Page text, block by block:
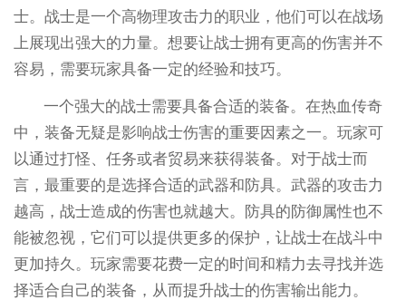
士。战士是一个高物理攻击力的职业，他们可以在战场
上展现出强大的力量。想要让战士拥有更高的伤害并不
容易，需要玩家具备一定的经验和技巧。
一个强大的战士需要具备合适的装备。在热血传奇
中，装备无疑是影响战士伤害的重要因素之一。玩家可
以通过打怪、任务或者贸易来获得装备。对于战士而
言，最重要的是选择合适的武器和防具。武器的攻击力
越高，战士造成的伤害也就越大。防具的防御属性也不
能被忽视，它们可以提供更多的保护，让战士在战斗中
更加持久。玩家需要花费一定的时间和精力去寻找并选
择适合自己的装备，从而提升战士的伤害输出能力。